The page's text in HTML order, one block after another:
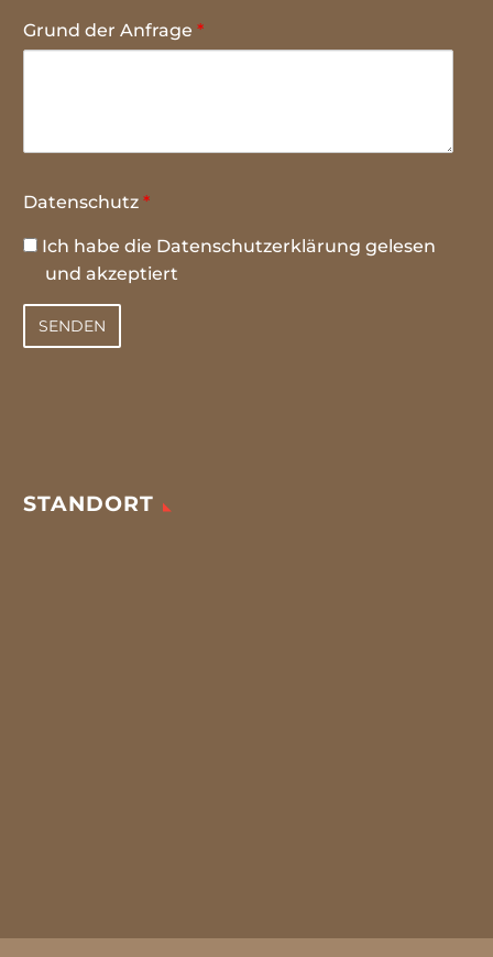
Grund der Anfrage *
Datenschutz *
Ich habe die Datenschutzerklärung gelesen
und akzeptiert
STANDORT